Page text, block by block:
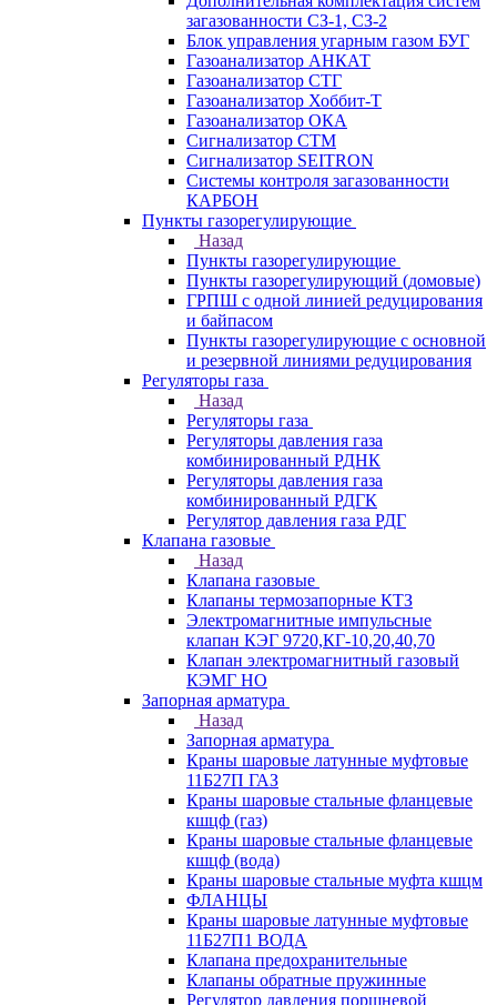
загазованности СЗ-1, СЗ-2
Блок управления угарным газом БУГ
Газоанализатор АНКАТ
Газоанализатор СТГ
Газоанализатор Хоббит-Т
Газоанализатор ОКА
Сигнализатор СТМ
Сигнализатор SEITRON
Системы контроля загазованности
КАРБОН
Пункты газорегулирующие
Назад
Пункты газорегулирующие
Пункты газорегулирующий (домовые)
ГРПШ с одной линией редуцирования
и байпасом
Пункты газорегулирующие с основной
и резервной линиями редуцирования
Регуляторы газа
Назад
Регуляторы газа
Регуляторы давления газа
комбинированный РДНК
Регуляторы давления газа
комбинированный РДГК
Регулятор давления газа РДГ
Клапана газовые
Назад
Клапана газовые
Клапаны термозапорные КТЗ
Электромагнитные импульсные
клапан КЭГ 9720,КГ-10,20,40,70
Клапан электромагнитный газовый
КЭМГ НО
Запорная арматура
Назад
Запорная арматура
Краны шаровые латунные муфтовые
11Б27П ГАЗ
Краны шаровые стальные фланцевые
кшцф (газ)
Краны шаровые стальные фланцевые
кшцф (вода)
Краны шаровые стальные муфта кшцм
ФЛАНЦЫ
Краны шаровые латунные муфтовые
11Б27П1 ВОДА
Клапана предохранительные
Клапаны обратные пружинные
Регулятор давления поршневой